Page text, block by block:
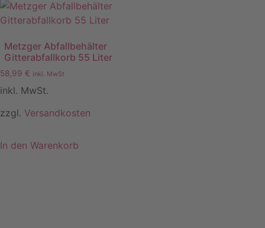
Metzger Abfallbehälter
Gitterabfallkorb 55 Liter
58,99 € inkl. MwSt
inkl. MwSt.
zzgl. Versandkosten
In den Warenkorb